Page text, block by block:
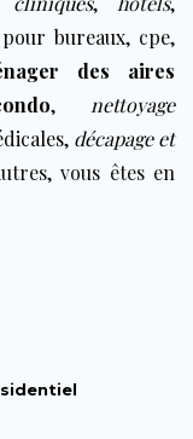
bureaux, cpe,
des aires
, nettoyage
, décapage et
vous êtes en